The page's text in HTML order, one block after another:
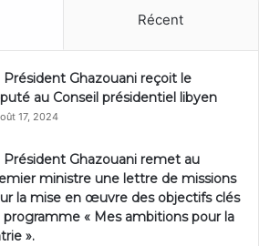
Récent
Président Ghazouani reçoit le
au Conseil présidentiel libyen
17, 2024
Président Ghazouani remet au
ministre une lettre de missions
la mise en œuvre des objectifs clés
programme « Mes ambitions pour la
».